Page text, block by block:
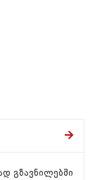
გზავნილებში